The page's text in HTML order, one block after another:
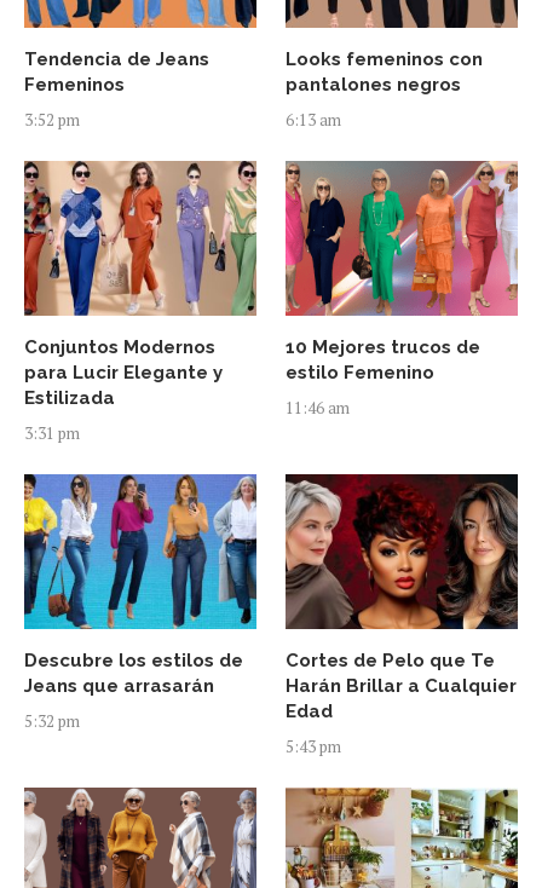
Tendencia de Jeans
Femeninos
3:52 pm
Looks femeninos con
pantalones negros
6:13 am
Conjuntos Modernos
para Lucir Elegante y
Estilizada
3:31 pm
10 Mejores trucos de
estilo Femenino
11:46 am
Descubre los estilos de
Jeans que arrasarán
5:32 pm
Cortes de Pelo que Te
Harán Brillar a Cualquier
Edad
5:43 pm